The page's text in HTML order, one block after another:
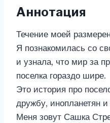
Аннотация
Течение моей
Я познакомилась со
и узнала, что мир за
поселка гораздо шире.
Это история про
дружбу, инопланетян и
Меня зовут Сашка